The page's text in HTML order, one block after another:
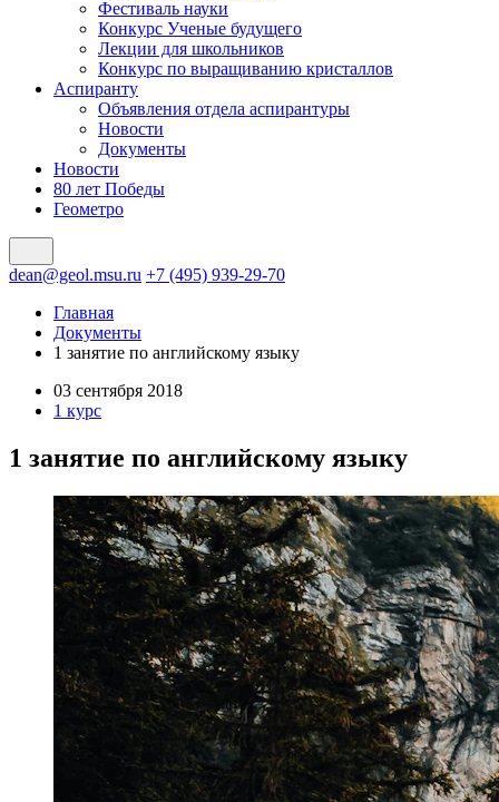
Фестиваль науки
Конкурс Ученые будущего
Лекции для школьников
Конкурс по выращиванию кристаллов
Аспиранту
Объявления отдела аспирантуры
Новости
Документы
Новости
80 лет Победы
Геометро
dean@geol.msu.ru +7 (495) 939-29-70
Главная
Документы
1 занятие по английскому языку
03 сентября 2018
1 курс
1 занятие по английскому языку